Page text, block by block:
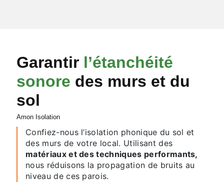
Garantir l’étanchéité
sonore des murs et du
sol
Amon Isolation
Confiez-nous l’isolation phonique du sol et
des murs de votre local. Utilisant des
matériaux et des techniques performants,
nous réduisons la propagation de bruits au
niveau de ces parois.